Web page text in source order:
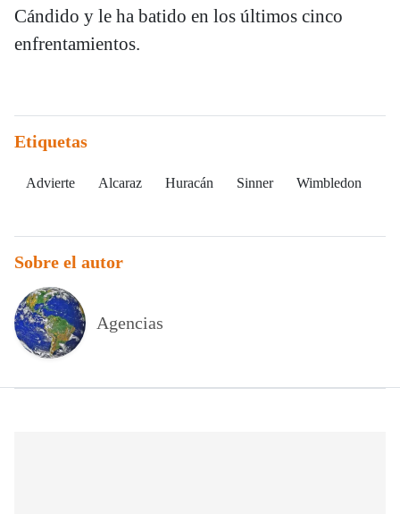
Cándido y le ha batido en los últimos cinco
enfrentamientos.
Etiquetas
Advierte Alcaraz Huracán Sinner Wimbledon
Sobre el autor
Agencias